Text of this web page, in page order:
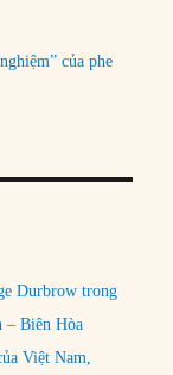
của phe
Durbrow trong
– Biên Hòa
Việt Nam,